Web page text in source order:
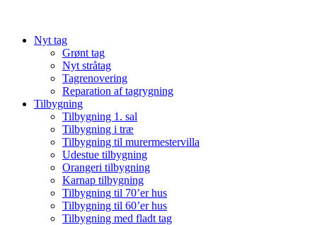
Nyt tag
Grønt tag
Nyt stråtag
Tagrenovering
Reparation af tagrygning
Tilbygning
Tilbygning 1. sal
Tilbygning i træ
Tilbygning til murermestervilla
Udestue tilbygning
Orangeri tilbygning
Karnap tilbygning
Tilbygning til 70’er hus
Tilbygning til 60’er hus
Tilbygning med fladt tag